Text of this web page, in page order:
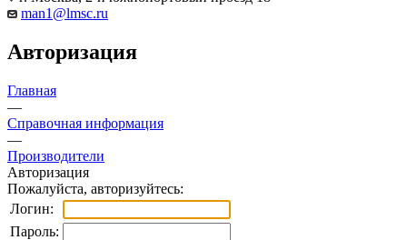
man1@lmsc.ru
Авторизация
Главная
—
Справочная информация
—
Производители
Авторизация
Пожалуйста, авторизуйтесь:
Логин:
Пароль: